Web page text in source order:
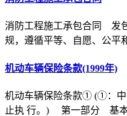
消防工程施工承包合同 发
规，遵循平等、自愿、公平
机动车辆保险条款(1999年)
机动车辆保险条款① (①：中
止执 行。) 第一部分 基